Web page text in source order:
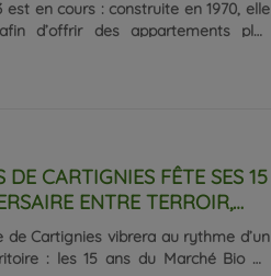
en cours : construite en 1970, elle
d’offrir des appartements plus
le cadre de vie et renforcer le
se poursuivent, notamment
DE CARTIGNIES FÊTE SES 15
ENTRE TERROIR,
de Cartignies vibrera au rythme d’un
: les 15 ans du Marché Bio de